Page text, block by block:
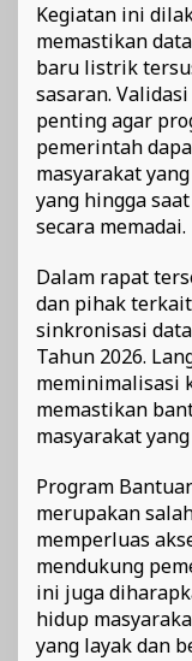
Kegiatan ini
memastikan
baru listrik
sasaran.
penting agar
pemerintah
masyarakat
yang hingga
secara memadai.
Dalam rapat
dan pihak
sinkronisasi
Tahun 2026.
meminimalisasi
memastikan
masyarakat
Program
merupakan
memperluas
mendukung
ini juga
hidup
yang layak dan